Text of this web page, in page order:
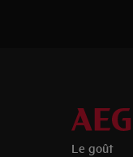
Le goût